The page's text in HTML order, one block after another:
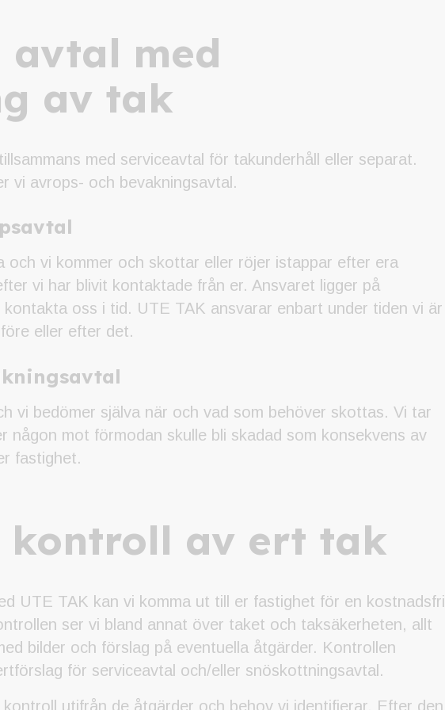
avtal med
av tak
med serviceavtal för takunderhåll eller separat.
vi avrops- och bevakningsavtal.
och vi kommer och skottar eller röjer istappar efter era
vi har blivit kontaktade från er. Ansvaret ligger på
oss i tid. UTE TAK ansvarar enbart under tiden vi är
eller efter det.
vi bedömer själva när och vad som behöver skottas. Vi tar
någon mot förmodan skulle bli skadad som konsekvens av
fastighet.
kontroll av ert tak
UTE TAK kan vi komma ut till er fastighet för en kostnadsfri
ser vi bland annat över taket och taksäkerheten, allt
bilder och förslag på eventuella åtgärder. Kontrollen
för serviceavtal och/eller snöskottningsavtal.
utifrån de åtgärder och behov vi identifierar. Efter den